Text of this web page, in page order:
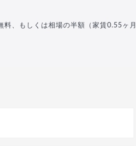
料、もしくは相場の半額（家賃0.55ヶ